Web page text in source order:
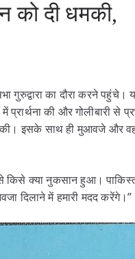
को दी धमकी,
का दौरा करने पहुंचे।
प्रार्थना की और गोलीबारी से
की। इसके साथ ही मुआवजे और
किसे क्या नुकसान हुआ।
दिलाने में हमारी मदद करेंगे।”